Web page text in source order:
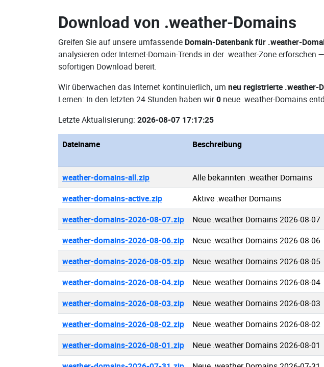
Download von .weather-Domains
Greifen Sie auf unsere umfassende Domain-Datenbank für .weather-
analysieren oder Internet-Domain-Trends in der .weather-Zone
sofortigen Download bereit.
Wir überwachen das Internet kontinuierlich, um neu registrierte .weather-
Lernen: In den letzten 24 Stunden haben wir0 neue .weather-Domains
Letzte Aktualisierung: 2026-08-07 17:17:25
Dateiname Beschreibung
weather-domains-all.zip Alle bekannten .weather Domains
weather-domains-active.zip Aktive .weather Domains
weather-domains-2026-08-07.zip Neue .weather Domains 2026-08-07
weather-domains-2026-08-06.zip Neue .weather Domains 2026-08-06
weather-domains-2026-08-05.zip Neue .weather Domains 2026-08-05
weather-domains-2026-08-04.zip Neue .weather Domains 2026-08-04
weather-domains-2026-08-03.zip Neue .weather Domains 2026-08-03
weather-domains-2026-08-02.zip Neue .weather Domains 2026-08-02
weather-domains-2026-08-01.zip Neue .weather Domains 2026-08-01